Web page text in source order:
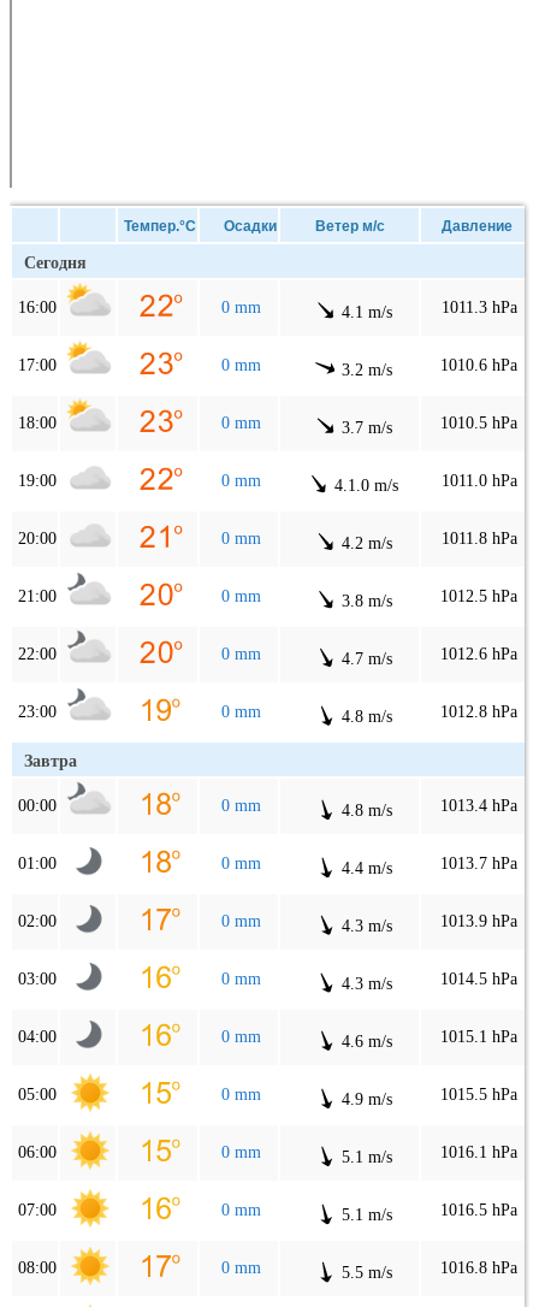
Темпер.°C Осадки Ветер м/с Давление
Сегодня
16:00 0 mm 4.1 m/s 1011.3 hPa
17:00 0 mm 3.2 m/s 1010.6 hPa
18:00 0 mm 3.7 m/s 1010.5 hPa
19:00 0 mm 4.1.0 m/s 1011.0 hPa
20:00 0 mm 4.2 m/s 1011.8 hPa
21:00 0 mm 3.8 m/s 1012.5 hPa
22:00 0 mm 4.7 m/s 1012.6 hPa
23:00 0 mm 4.8 m/s 1012.8 hPa
Завтра
00:00 0 mm 4.8 m/s 1013.4 hPa
01:00 0 mm 4.4 m/s 1013.7 hPa
02:00 0 mm 4.3 m/s 1013.9 hPa
03:00 0 mm 4.3 m/s 1014.5 hPa
04:00 0 mm 4.6 m/s 1015.1 hPa
05:00 0 mm 4.9 m/s 1015.5 hPa
06:00 0 mm 5.1 m/s 1016.1 hPa
07:00 0 mm 5.1 m/s 1016.5 hPa
08:00 0 mm 5.5 m/s 1016.8 hPa